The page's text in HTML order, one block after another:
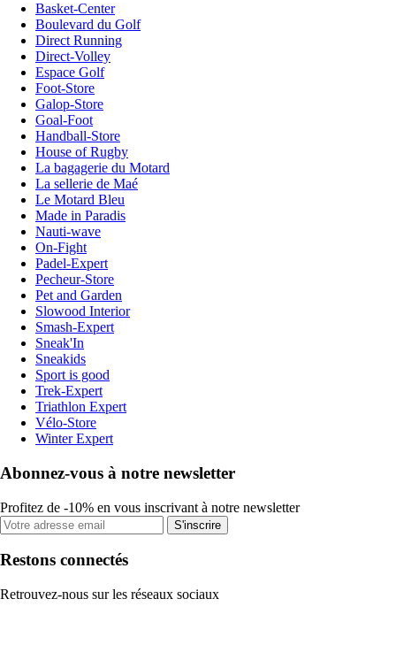
Basket-Center
Boulevard du Golf
Direct Running
Direct-Volley
Espace Golf
Foot-Store
Galop-Store
Goal-Foot
Handball-Store
House of Rugby
La bagagerie du Motard
La sellerie de Maé
Le Motard Bleu
Made in Paradis
Nauti-wave
On-Fight
Padel-Expert
Pecheur-Store
Pet and Garden
Slowood Interior
Smash-Expert
Sneak'In
Sneakids
Sport is good
Trek-Expert
Triathlon Expert
Vélo-Store
Winter Expert
Abonnez-vous à notre newsletter
Profitez de -10% en vous inscrivant à notre newsletter
S'inscrire
Restons connectés
Retrouvez-nous sur les réseaux sociaux